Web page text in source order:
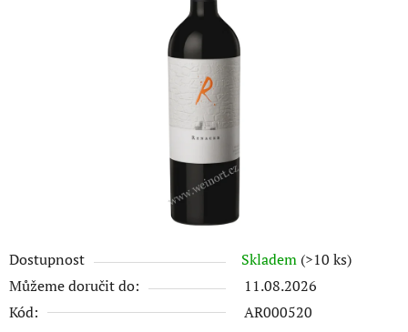
Dostupnost Skladem (>10 ks)
Můžeme doručit do:
11.08.2026
Kód:
AR000520